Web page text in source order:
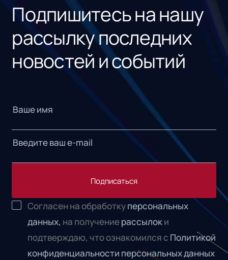
Подпишитесь на нашу
рассылку последних
новостей и событий
Подписаться
Согласен на обработкуперсональных
данных, на получениерассылоки
подтверждаю, что ознакомился с Политикой
конфиденциальности персональных данных